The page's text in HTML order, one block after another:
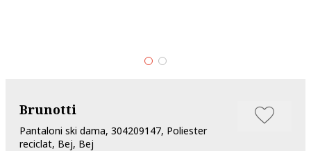
Brunotti
Pantaloni ski dama, 304209147, Poliester
reciclat, Bej, Bej